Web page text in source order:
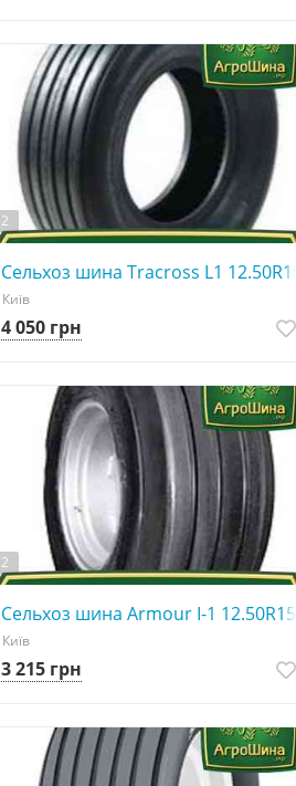
2
Сельхоз шина Tracross L1 12.50R15
Київ
4 050 грн
2
Сельхоз шина Armour I-1 12.50R15
Київ
3 215 грн